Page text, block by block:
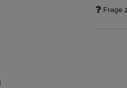
Frage